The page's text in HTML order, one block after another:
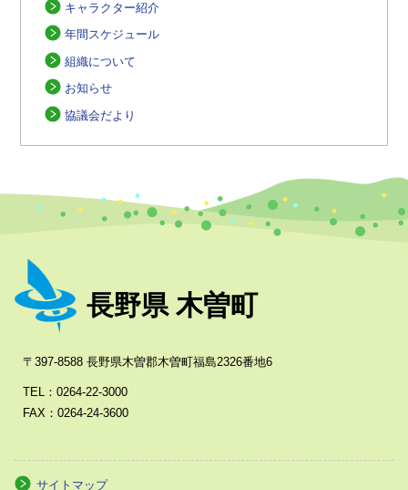
キャラクター紹介
年間スケジュール
組織について
お知らせ
協議会だより
長野県 木曽町
〒397-8588 長野県木曽郡木曽町福島2326番地6
TEL：0264-22-3000
FAX：0264-24-3600
サイトマップ